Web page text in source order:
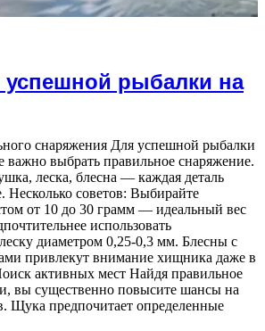
успешной рыбалки на
снаряжения Для успешной рыбалки
важно выбрать правильное снаряжение.
леска, блесна — каждая деталь
Несколько советов: Выбирайте
от 10 до 30 грамм — идеальный вес
использовать
диаметром 0,25-0,3 мм. Блесны с
привлекут внимание хищника даже в
активных мест Найдя правильное
вы существенно повысите шансы на
Щука предпочитает определенные